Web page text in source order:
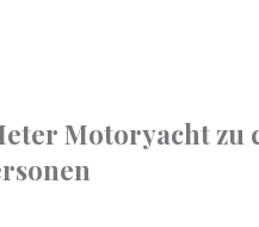
Motoryacht